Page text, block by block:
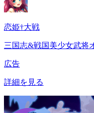
恋姫†大戦
三国志&戦国美少女武将
広告
詳細を見る